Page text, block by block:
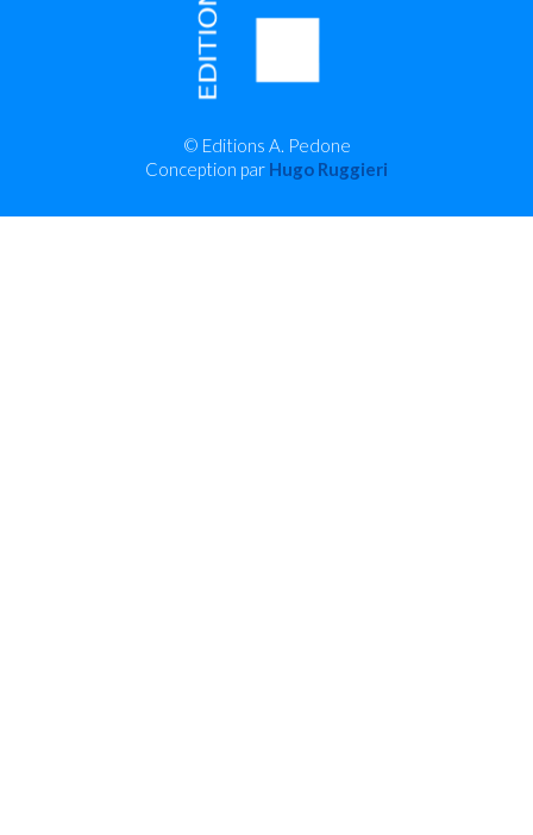
© Editions A. Pedone
Conception par Hugo Ruggieri